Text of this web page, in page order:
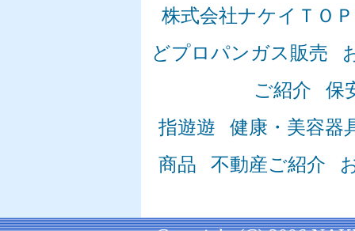
株式会社ナケイＴＯＰ
どプロパンガス販売
ご紹介
保
指遊遊
健康・美容器
商品
不動産ご紹介